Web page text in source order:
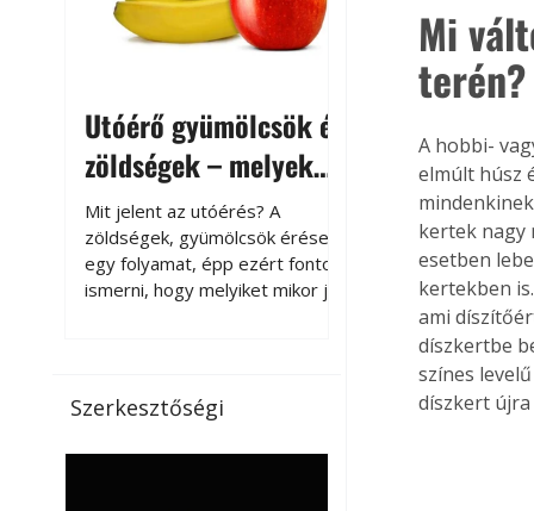
Utóérő gyümölcsök és
zöldségek – melyek
érnek tovább leszedés
után?
Mit jelent az utóérés? A
zöldségek, gyümölcsök érése
egy folyamat, épp ezért fontos
ismerni, hogy melyiket mikor jó
paradicsomot sokszor
gazdasági érettségben, azaz
Szerkesztőségi
Mi
terén?
A hobbi-
elmúlt húsz
kertek nagy
esetben
kertekben
ami
díszkertbe
színes
díszkert